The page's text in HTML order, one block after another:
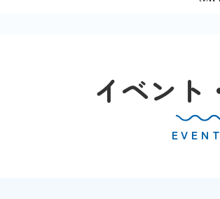
イベント